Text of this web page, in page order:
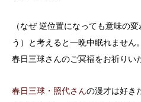
（なぜ 逆位置になっても意味の
う）と考えると一晩中眠れません。
春日三球さんのご冥福をお祈りい
春日三球・照代さんの漫才は好き